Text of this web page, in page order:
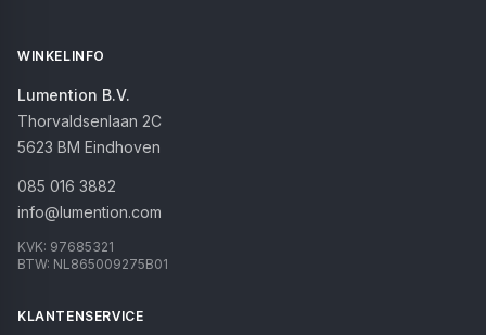
WINKELINFO
Lumention B.V.
Thorvaldsenlaan 2C
5623 BM Eindhoven
085 016 3882
info@lumention.com
KVK: 97685321
BTW: NL865009275B01
KLANTENSERVICE